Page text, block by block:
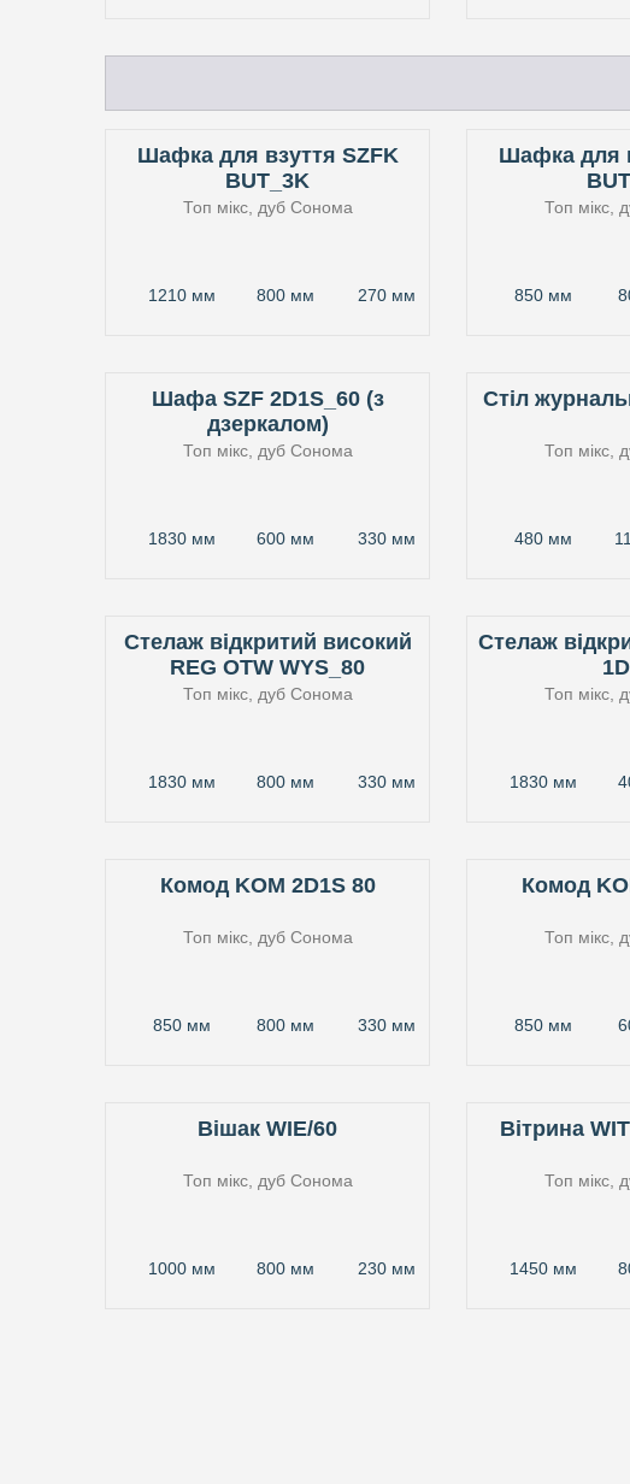
Шафка для взуття SZFK
BUT_3K
Топ мікс, дуб Сонома
1210 мм 800 мм 270 мм
Шафка для
Топ мікс,
850 мм
Шафа SZF 2D1S_60 (з
дзеркалом)
Топ мікс, дуб Сонома
1830 мм 600 мм 330 мм
Стіл
Топ мікс,
480 мм
Стелаж відкритий високий
REG OTW WYS_80
Топ мікс, дуб Сонома
1830 мм 800 мм 330 мм
Стелаж
Топ мікс,
1830 мм
Комод KOM 2D1S 80
Топ мікс, дуб Сонома
850 мм 800 мм 330 мм
Комод
Топ мікс,
850 мм
Вішак WIE/60
Топ мікс, дуб Сонома
1000 мм 800 мм 230 мм
Вітрина
Топ мікс,
1450 мм